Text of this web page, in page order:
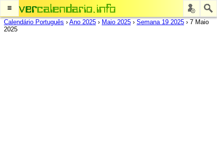
≡
Calendário Português › Ano 2025 › Maio 2025 › Semana 19 2025 › 7 Maio
2025